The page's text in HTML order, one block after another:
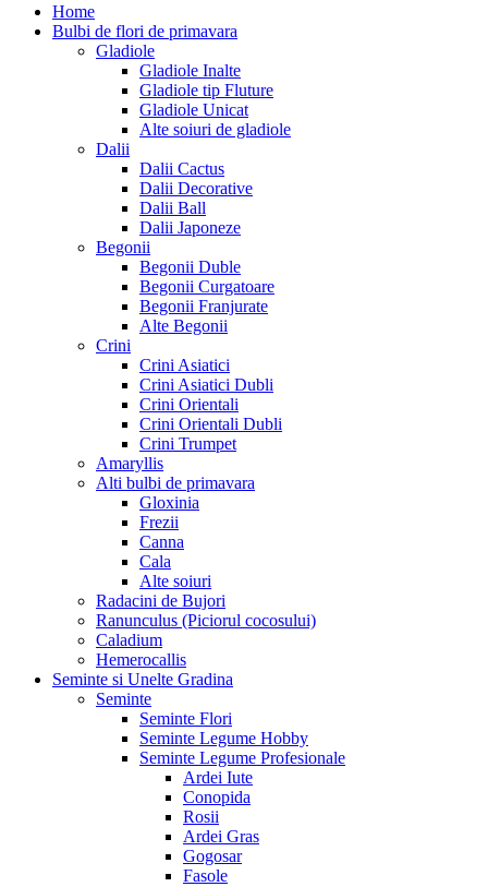
Home
Bulbi de flori de primavara
Gladiole
Gladiole Inalte
Gladiole tip Fluture
Gladiole Unicat
Alte soiuri de gladiole
Dalii
Dalii Cactus
Dalii Decorative
Dalii Ball
Dalii Japoneze
Begonii
Begonii Duble
Begonii Curgatoare
Begonii Franjurate
Alte Begonii
Crini
Crini Asiatici
Crini Asiatici Dubli
Crini Orientali
Crini Orientali Dubli
Crini Trumpet
Amaryllis
Alti bulbi de primavara
Gloxinia
Frezii
Canna
Cala
Alte soiuri
Radacini de Bujori
Ranunculus (Piciorul cocosului)
Caladium
Hemerocallis
Seminte si Unelte Gradina
Seminte
Seminte Flori
Seminte Legume Hobby
Seminte Legume Profesionale
Ardei Iute
Conopida
Rosii
Ardei Gras
Gogosar
Fasole